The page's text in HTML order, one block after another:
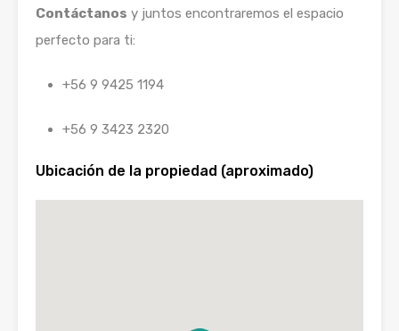
Contáctanos y juntos encontraremos el espacio
perfecto para ti:
+56 9 9425 1194
+56 9 3423 2320
Ubicación de la propiedad (aproximado)